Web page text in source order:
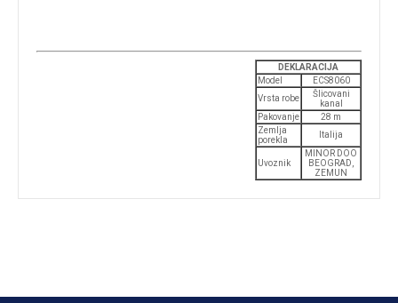
DEKLARACIJA
Model
ECS8060
Vrsta robe
Šlicovani
kanal
Pakovanje
28 m
Zemlja
porekla
Italija
Uvoznik
MINOR DOO
BEOGRAD,
ZEMUN